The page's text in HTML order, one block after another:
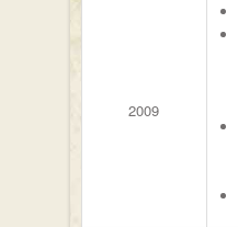
2009